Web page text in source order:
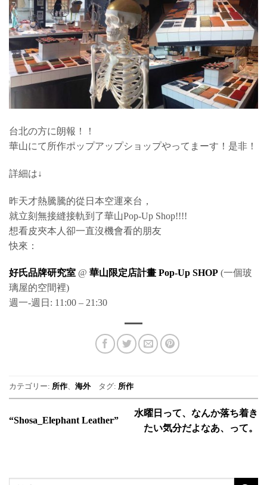
台北の方に朗報！！
華山にて所作ポップアップショップやってまーす！是非！
詳細は↓
昨天才熱騰騰的從日本空運來台，
就立刻無接縫接軌到了華山Pop-Up Shop!!!!
想看皮夾本人卻一直沒機會看的朋友
快來：
好氏品牌研究室 @ 華山限定店計畫 Pop-Up SHOP (一個玻
璃屋的空間裡)
週一-週日: 11:00 – 21:30
カテゴリー: 所作、 海外タグ: 所作
“Shosa_Elephant Leather”
水曜日って、なんか落ち着き
たい気分だよなあ、って。